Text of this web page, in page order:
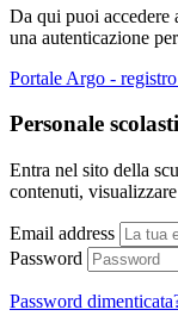
Da qui puoi accedere
una autenticazione
Portale Argo -
Personale
Entra nel sito della
contenuti,
Email address
Password
Password